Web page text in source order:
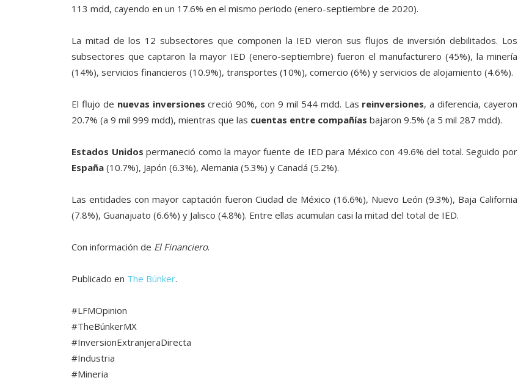
113 mdd, cayendo en un 17.6% en el mismo periodo (enero-septiembre de 2020).
La mitad de los 12 subsectores que componen la IED vieron sus flujos de inversión debilitados. Los
subsectores que captaron la mayor IED (enero-septiembre) fueron el manufacturero (45%), la minería
(14%), servicios financieros (10.9%), transportes (10%), comercio (6%) y servicios de alojamiento (4.6%).
El flujo de nuevas inversiones creció 90%, con 9 mil 544 mdd. Las reinversiones, a diferencia, cayeron
20.7% (a 9 mil 999 mdd), mientras que las cuentas entre compañías bajaron 9.5% (a 5 mil 287 mdd).
Estados Unidos permaneció como la mayor fuente de IED para México con 49.6% del total. Seguido por
España (10.7%), Japón (6.3%), Alemania (5.3%) y Canadá (5.2%).
Las entidades con mayor captación fueron Ciudad de México (16.6%), Nuevo León (9.3%), Baja California
(7.8%), Guanajuato (6.6%) y Jalisco (4.8%). Entre ellas acumulan casi la mitad del total de IED.
Con información de El Financiero.
Publicado en The Búnker.
#LFMOpinion
#TheBúnkerMX
#InversionExtranjeraDirecta
#Industria
#Mineria